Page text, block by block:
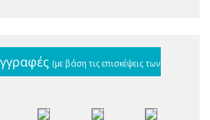
(με βάση τις επισκέψεις των